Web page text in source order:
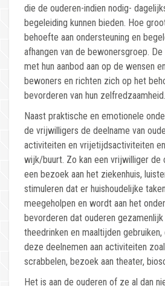
die de ouderen-indien nodig-
begeleiding kunnen bieden. Hoe
behoefte aan ondersteuning en
afhangen van de bewonersgroep.
met hun aanbod aan op de wensen
bewoners en richten zich op het
bevorderen van hun zelfredzaamheid.
Naast praktische en emotionele
de vrijwilligers de deelname van
activiteiten en vrijetijdsactiviteiten
wijk/buurt. Zo kan een vrijwilliger de
een bezoek aan het ziekenhuis,
stimuleren dat er huishoudelijke
meegeholpen en wordt aan het
bevorderen dat ouderen
theedrinken en maaltijden
deze deelnemen aan activiteiten
scrabbelen, bezoek aan theater,
Het is aan de ouderen of ze al dan